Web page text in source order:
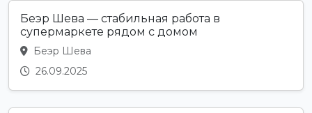
Беэр Шева — стабильная работа в
супермаркете рядом с домом
Беэр Шева
26.09.2025